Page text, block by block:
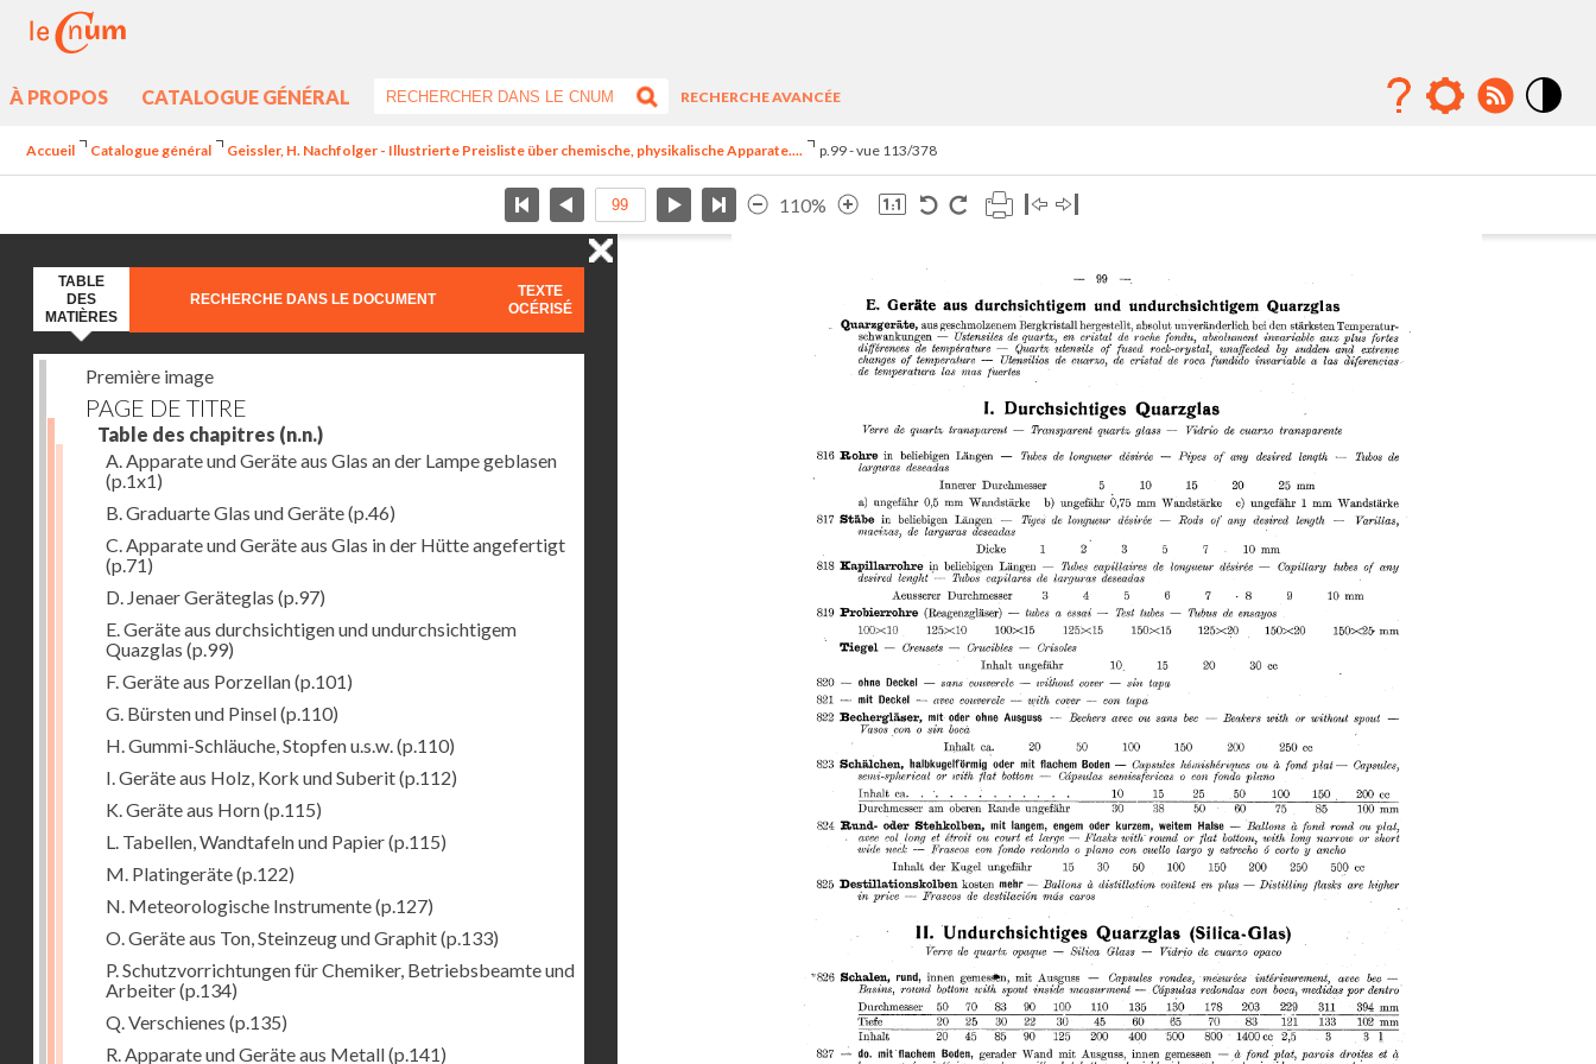
À PROPOS CATALOGUE GÉNÉRAL
RECHERCHE AVANCÉE
Accueil Catalogue général Geissler, H. Nachfolger - Illustrierte Preisliste über chemische, physikalische Apparate.... p.99 - vue 113/378
110%
TABLE
DES
MATIÈRES
RECHERCHE DANS LE DOCUMENT
TEXTE
OCÉRISÉ
Première image
PAGE DE TITRE
Table des chapitres (n.n.)
A. Apparate und Geräte aus Glas an der Lampe geblasen
(p.1x1)
B. Graduarte Glas und Geräte(p.46)
C. Apparate und Geräte aus Glas in der Hütte angefertigt
(p.71)
D. Jenaer Geräteglas (p.97)
E. Geräte aus durchsichtigen und undurchsichtigem
Quazglas (p.99)
F. Geräte aus Porzellan(p.101)
G. Bürsten und Pinsel(p.110)
H. Gummi-Schläuche, Stopfen u.s.w.(p.110)
I. Geräte aus Holz, Kork und Suberit(p.112)
K. Geräte aus Horn(p.115)
L. Tabellen, Wandtafeln und Papier(p.115)
M. Platingeräte(p.122)
N. Meteorologische Instrumente(p.127)
O. Geräte aus Ton, Steinzeug und Graphit(p.133)
P. Schutzvorrichtungen für Chemiker, Betriebsbeamte und
Arbeiter(p.134)
Q. Verschienes (p.135)
R. Apparate und Geräte aus Metall(p.141)